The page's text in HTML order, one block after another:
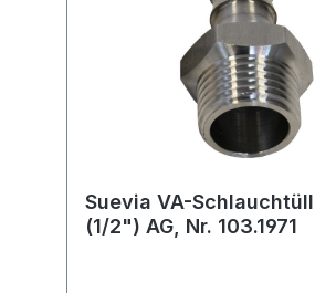
Suevia VA-
(1/2") AG, Nr. 103.1971